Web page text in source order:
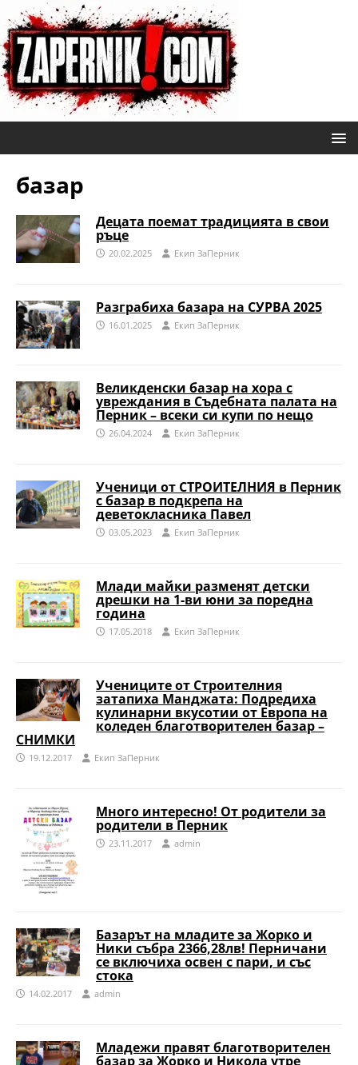
базар
Децата поемат традицията в свои
ръце
20.02.2025 Eкип ЗаПерник
Разграбиха базара на СУРВА 2025
16.01.2025 Eкип ЗаПерник
Великденски базар на хора с
увреждания в Съдебната палата на
Перник – всеки си купи по нещо
26.04.2024 Eкип ЗаПерник
Ученици от СТРОИТЕЛНИЯ в Перник
с базар в подкрепа на
деветокласника Павел
03.05.2023 Eкип ЗаПерник
Млади майки разменят детски
дрешки на 1-ви юни за поредна
година
17.05.2018 Eкип ЗаПерник
Учениците от Строителния
затапиха Манджата: Подредиха
кулинарни вкусотии от Европа на
коледен благотворителен базар –
СНИМКИ
19.12.2017 Eкип ЗаПерник
Много интересно! От родители за
родители в Перник
23.11.2017 admin
Базарът на младите за Жорко и
Ники събра 2366,28лв! Перничани
се включиха освен с пари, и със
стока
14.02.2017 admin
Младежи правят благотворителен
базар за Жорко и Никола утре